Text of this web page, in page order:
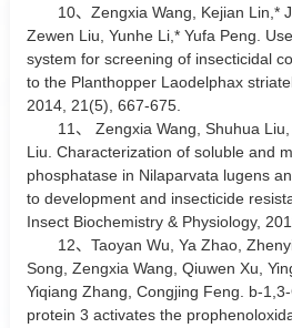
10、Zengxia Wang, Kejian Lin,*
Zewen Liu, Yunhe Li,* Yufa Peng.
system for screening of insecticidal
to the Planthopper Laodelphax
2014, 21(5), 667-675.
11、 Zengxia Wang, Shuhua
Liu. Characterization of soluble and
phosphatase in Nilaparvata lugens
to development and insecticide
Insect Biochemistry & Physiology,
12、Taoyan Wu, Ya Zhao,
Song, Zengxia Wang, Qiuwen Xu,
Yiqiang Zhang, Congjing Feng. b-
protein 3 activates the